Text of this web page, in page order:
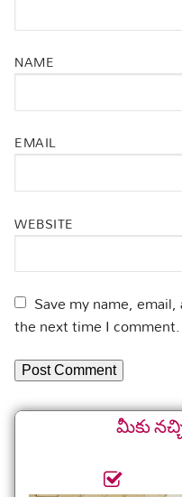
NAME
EMAIL
WEBSITE
Save my name,
the next time I comment.
మీకు